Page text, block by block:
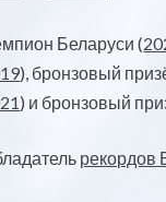
Беларуси (
), бронзовый
) и бронзовый
рекордов